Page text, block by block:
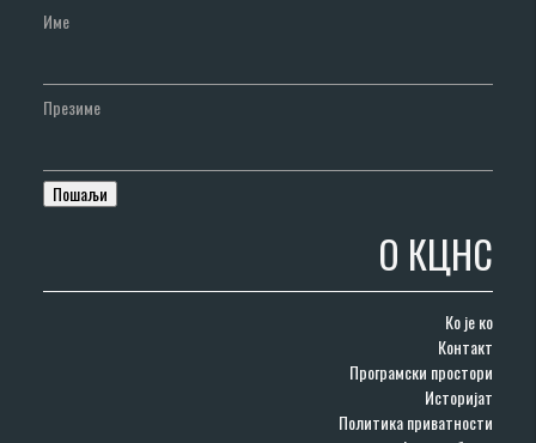
Име
Презиме
О КЦНС
Ко је ко
Контакт
Програмски простори
Историјат
Политика приватности